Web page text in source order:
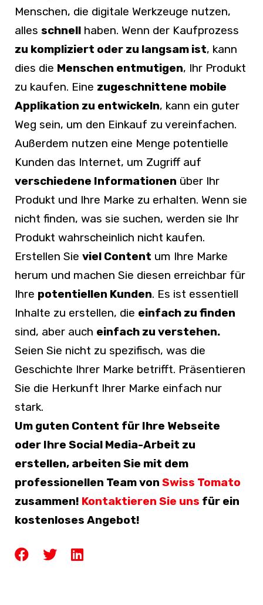
Menschen, die digitale Werkzeuge nutzen,
alles schnell haben. Wenn der Kaufprozess
zu kompliziert oder zu langsam ist, kann
dies die Menschen entmutigen, Ihr Produkt
zu kaufen. Eine zugeschnittene mobile
Applikation zu entwickeln, kann ein guter
Weg sein, um den Einkauf zu vereinfachen.
Außerdem nutzen eine Menge potentielle
Kunden das Internet, um Zugriff auf
verschiedene Informationen über Ihr
Produkt und Ihre Marke zu erhalten. Wenn sie
nicht finden, was sie suchen, werden sie Ihr
Produkt wahrscheinlich nicht kaufen.
Erstellen Sie viel Content um Ihre Marke
herum und machen Sie diesen erreichbar für
Ihre potentiellen Kunden. Es ist essentiell
Inhalte zu erstellen, die einfach zu finden
sind, aber auch einfach zu verstehen.
Seien Sie nicht zu spezifisch, was die
Geschichte Ihrer Marke betrifft. Präsentieren
Sie die Herkunft Ihrer Marke einfach nur
stark.
Um guten Content für Ihre Webseite
oder Ihre Social Media-Arbeit zu
erstellen, arbeiten Sie mit dem
professionellen Team von Swiss Tomato
zusammen! Kontaktieren Sie uns für ein
kostenloses Angebot!